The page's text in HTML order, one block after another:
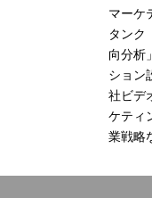
マーケ
タンク
向分析
ション
社ビデ
ケティ
業戦略